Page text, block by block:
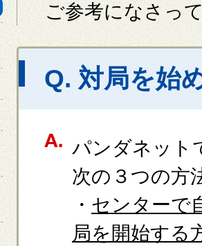
ご参考になさっ
Q. 対局を始
パンダネット
次の３つの方
・ センターで
局を開始する